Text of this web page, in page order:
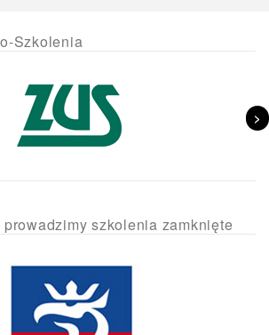
Szkolenia
>
szkolenia zamknięte